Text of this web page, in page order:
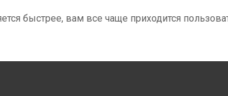
быстрее, вам все чаще приходится